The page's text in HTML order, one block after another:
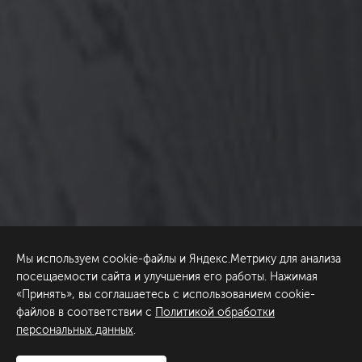
Мы используем cookie-файлы и Яндекс.Метрику для анализа
посещаемости сайта и улучшения его работы. Нажимая
«Принять», вы соглашаетесь с использованием cookie-
файлов в соответствии с Политикой обработки
персональных данных.